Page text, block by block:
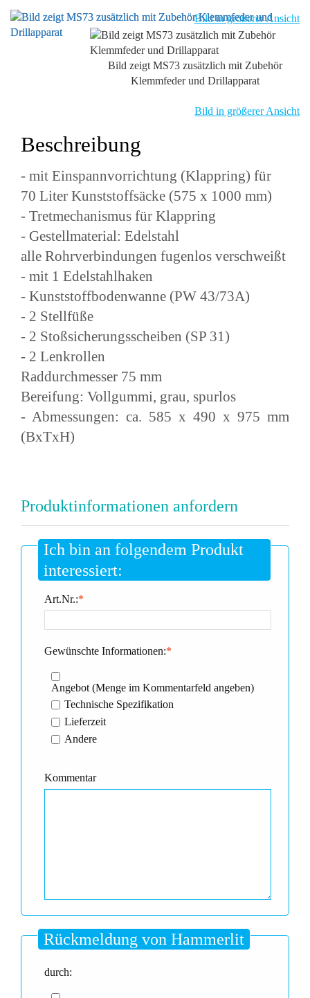
Bild in größerer Ansicht
Bild zeigt MS73 zusätzlich mit Zubehör
Klemmfeder und Drillapparat
Bild in größerer Ansicht
Beschreibung
- mit Einspannvorrichtung (Klappring) für
70 Liter Kunststoffsäcke (575 x 1000 mm)
- Tretmechanismus für Klappring
- Gestellmaterial: Edelstahl
alle Rohrverbindungen fugenlos verschweißt
- mit 1 Edelstahlhaken
- Kunststoffbodenwanne (PW 43/73A)
- 2 Stellfüße
- 2 Stoßsicherungsscheiben (SP 31)
- 2 Lenkrollen
Raddurchmesser 75 mm
Bereifung: Vollgummi, grau, spurlos
- Abmessungen: ca. 585 x 490 x 975 mm
(BxTxH)
Produktinformationen anfordern
Ich bin an folgendem Produkt
interessiert:
*
Art.Nr.:
*
Gewünschte Informationen:
Angebot (Menge im Kommentarfeld angeben)
Technische Spezifikation
Lieferzeit
Andere
Kommentar
Rückmeldung von Hammerlit
durch: